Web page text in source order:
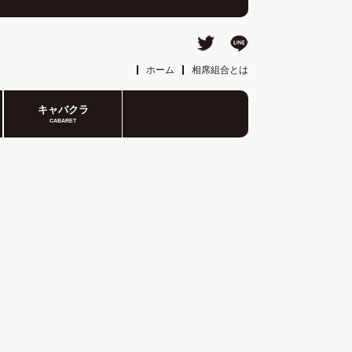
ホーム 相席組合とは
キャバクラ
CABARET